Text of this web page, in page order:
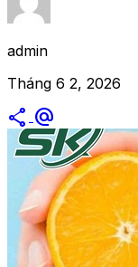
admin
Tháng 6 2, 2026
share alternate_email